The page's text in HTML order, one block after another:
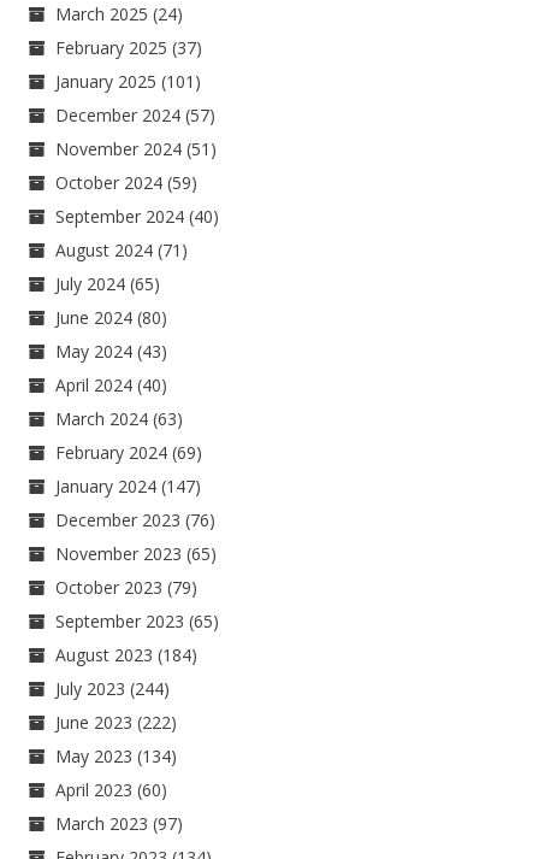
March 2025 (24)
February 2025 (37)
January 2025 (101)
December 2024 (57)
November 2024 (51)
October 2024 (59)
September 2024 (40)
August 2024 (71)
July 2024 (65)
June 2024 (80)
May 2024 (43)
April 2024 (40)
March 2024 (63)
February 2024 (69)
January 2024 (147)
December 2023 (76)
November 2023 (65)
October 2023 (79)
September 2023 (65)
August 2023 (184)
July 2023 (244)
June 2023 (222)
May 2023 (134)
April 2023 (60)
March 2023 (97)